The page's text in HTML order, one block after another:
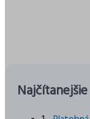
Najčítanejšie